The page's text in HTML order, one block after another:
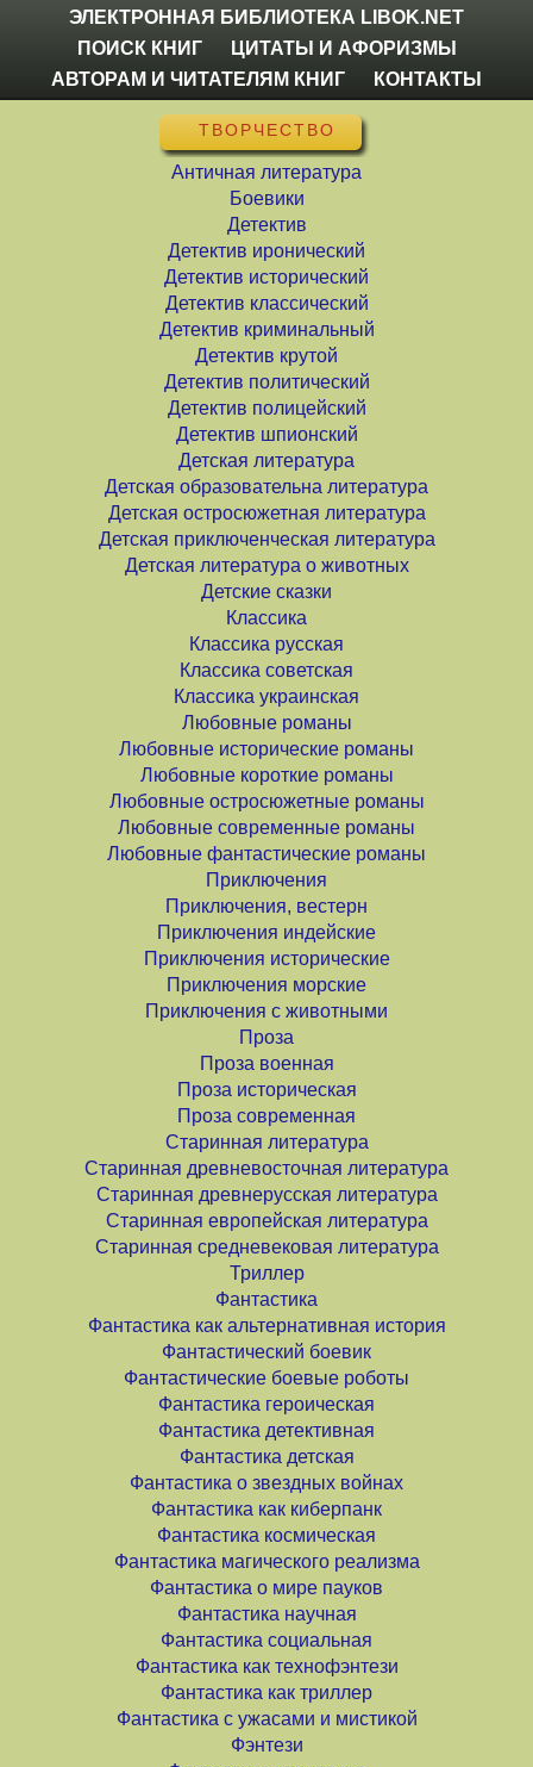
ЭЛЕКТРОННАЯ БИБЛИОТЕКА LIBOK.NET
ПОИСК КНИГ
ЦИТАТЫ И АФОРИЗМЫ
АВТОРАМ И ЧИТАТЕЛЯМ КНИГ
КОНТАКТЫ
ТВОРЧЕСТВО
Античная литература
Боевики
Детектив
Детектив иронический
Детектив исторический
Детектив классический
Детектив криминальный
Детектив крутой
Детектив политический
Детектив полицейский
Детектив шпионский
Детская литература
Детская образовательна литература
Детская остросюжетная литература
Детская приключенческая литература
Детская литература о животных
Детские сказки
Классика
Классика русская
Классика советская
Классика украинская
Любовные романы
Любовные исторические романы
Любовные короткие романы
Любовные остросюжетные романы
Любовные современные романы
Любовные фантастические романы
Приключения
Приключения, вестерн
Приключения индейские
Приключения исторические
Приключения морские
Приключения с животными
Проза
Проза военная
Проза историческая
Проза современная
Старинная литература
Старинная древневосточная литература
Старинная древнерусская литература
Старинная европейская литература
Старинная средневековая литература
Триллер
Фантастика
Фантастика как альтернативная история
Фантастический боевик
Фантастические боевые роботы
Фантастика героическая
Фантастика детективная
Фантастика детская
Фантастика о звездных войнах
Фантастика как киберпанк
Фантастика космическая
Фантастика магического реализма
Фантастика о мире пауков
Фантастика научная
Фантастика социальная
Фантастика как технофэнтези
Фантастика как триллер
Фантастика с ужасами и мистикой
Фэнтези